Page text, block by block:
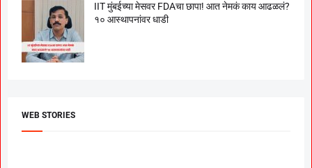
IIT मुंबईच्या मेसवर FDAचा छापा! आत नेमकं काय आढळलं?
१० आस्थापनांवर धाडी
WEB STORIES